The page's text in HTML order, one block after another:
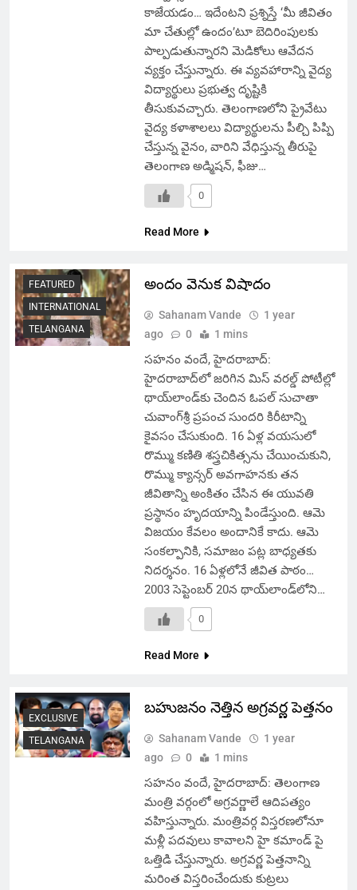
కాజేయడం… ఇదేంటని ప్రశ్నిస్తే ‘మీ జీవితం
మా చేతుల్లో ఉందం’టూ బెదిరింపులకు
పాల్పడుతున్నారని మెడికోలు ఆవేదన
వ్యక్తం చేస్తున్నారు. ఈ వ్యవహారాన్ని వైద్య
విద్యార్థులు ప్రభుత్వ దృష్టికి
తీసుకువచ్చారు. తెలంగాణలోని ప్రైవేటు
వైద్య కళాశాలలు విద్యార్థులను పీల్చి పిప్పి
చేస్తున్న వైనం, వారిని వేధిస్తున్న తీరుపై
తెలంగాణ అడ్మిషన్, ఫీజు…
0
Read More
FEATURED
INTERNATIONAL
TELANGANA
అందం వెనుక విషాదం
Sahanam Vande
1 year
ago
0 1 mins
సహనం వందే, హైదరాబాద్:
హైదరాబాద్‌లో జరిగిన మిస్ వరల్డ్ పోటీల్లో
థాయ్‌లాండ్‌కు చెందిన ఓపల్ సుచాతా
చువాంగ్‌శ్రీ ప్రపంచ సుందరి కిరీటాన్ని
కైవసం చేసుకుంది. 16 ఏళ్ల వయసులో
రొమ్ము కణితి శస్త్రచికిత్సను చేయించుకుని,
రొమ్ము క్యాన్సర్ అవగాహనకు తన
జీవితాన్ని అంకితం చేసిన ఈ యువతి
ప్రస్థానం హృదయాన్ని పిండేస్తుంది. ఆమె
విజయం కేవలం అందానికే కాదు. ఆమె
సంకల్పానికి, సమాజం పట్ల బాధ్యతకు
నిదర్శనం. 16 ఏళ్లలోనే జీవిత పాఠం…
2003 సెప్టెంబర్ 20న థాయ్‌లాండ్‌లోని…
0
Read More
EXCLUSIVE
TELANGANA
బహుజనం నెత్తిన అగ్రవర్ణ పెత్తనం
Sahanam Vande
1 year
ago
0 1 mins
సహనం వందే, హైదరాబాద్: తెలంగాణ
మంత్రి వర్గంలో అగ్రవర్ణాలే ఆదిపత్యం
వహిస్తున్నారు. మంత్రివర్గ విస్తరణలోనూ
మళ్లీ పదవులు కావాలని హై కమాండ్ పై
ఒత్తిడి చేస్తున్నారు. అగ్రవర్ణ పెత్తనాన్ని
మరింత విస్తరించేందుకు కుట్రలు